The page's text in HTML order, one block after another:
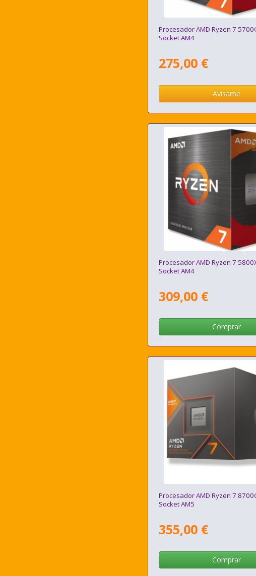
Procesador AMD Ryzen 7
Socket AM4
275,00 €
Avísame
Procesador AMD Ryzen 7
Socket AM4
309,00 €
Comprar
Procesador AMD Ryzen 7
Socket AM5
355,00 €
Comprar